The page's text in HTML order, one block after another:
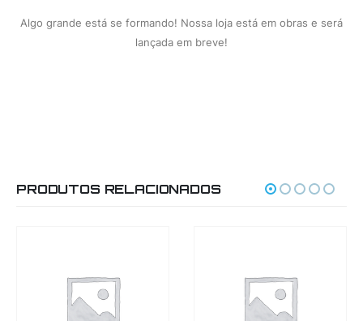
Algo grande está se formando! Nossa loja está em obras e será
lançada em breve!
PRODUTOS RELACIONADOS